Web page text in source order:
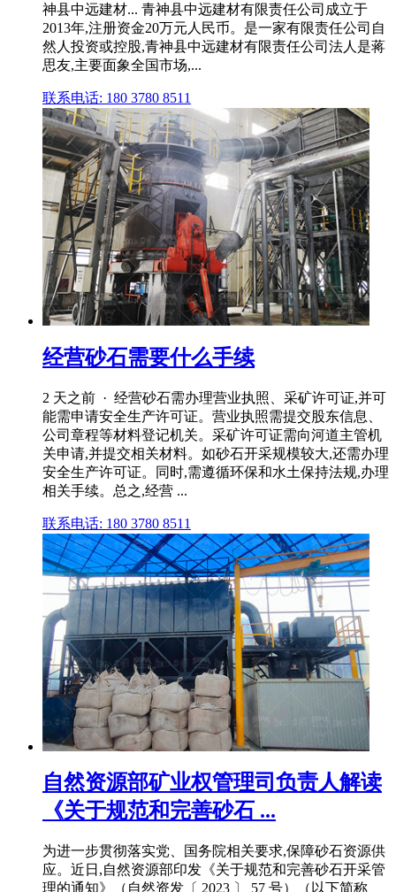
神县中远建材... 青神县中远建材有限责任公司成立于
2013年,注册资金20万元人民币。是一家有限责任公司自
然人投资或控股,青神县中远建材有限责任公司法人是蒋
思友,主要面象全国市场,...
联系电话: 180 3780 8511
经营砂石需要什么手续
2 天之前 · 经营砂石需办理营业执照、采矿许可证,并可
能需申请安全生产许可证。营业执照需提交股东信息、
公司章程等材料登记机关。采矿许可证需向河道主管机
关申请,并提交相关材料。如砂石开采规模较大,还需办理
安全生产许可证。同时,需遵循环保和水土保持法规,办理
相关手续。总之,经营 ...
联系电话: 180 3780 8511
自然资源部矿业权管理司负责人解读
《关于规范和完善砂石 ...
为进一步贯彻落实党、国务院相关要求,保障砂石资源供
应。近日,自然资源部印发《关于规范和完善砂石开采管
理的通知》（自然资发〔 2023 〕 57 号）（以下简称